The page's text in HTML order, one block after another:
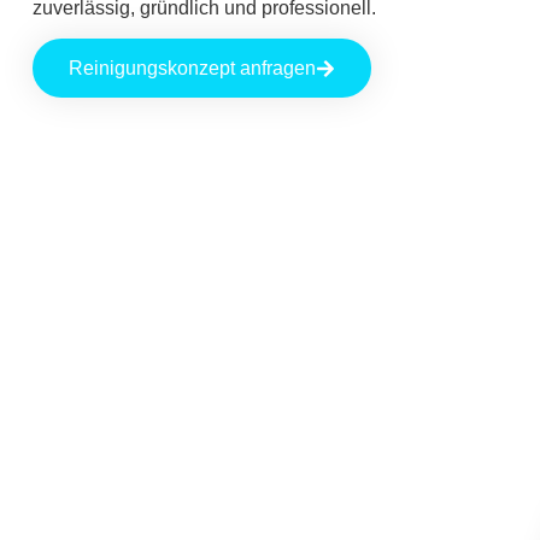
zuverlässig, gründlich und professionell.
Reinigungskonzept anfragen